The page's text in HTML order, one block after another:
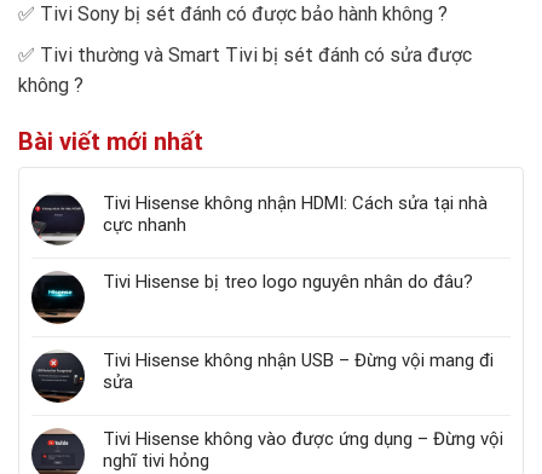
✅ Tivi Sony bị sét đánh có được bảo hành không ?
✅ Tivi thường và Smart Tivi bị sét đánh có sửa được
không ?
Bài viết mới nhất
Tivi Hisense không nhận HDMI: Cách sửa tại nhà
cực nhanh
Tivi Hisense bị treo logo nguyên nhân do đâu?
Tivi Hisense không nhận USB – Đừng vội mang đi
sửa
Tivi Hisense không vào được ứng dụng – Đừng vội
nghĩ tivi hỏng